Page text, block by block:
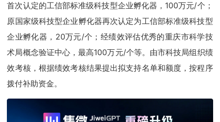
首次认定的工信部标准级科技型企业孵化器，100万元/个；
原国家级科技型企业孵化器再次认定为工信部标准级科技型
企业孵化器，20万元/个；经绩效评估优秀的重庆市科学技
术局概念验证中心，最高100万元/个等。由市科技局组织绩
效考核，根据绩效考核结果提出拟支持名单和额度，按程序
拨付补助资金。